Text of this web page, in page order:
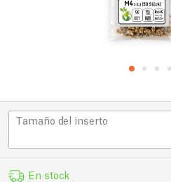
Tamaño del inserto
En stock